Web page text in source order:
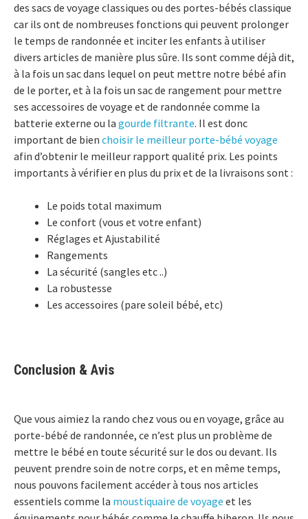
des sacs de voyage classiques ou des portes-bébés classique
car ils ont de nombreuses fonctions qui peuvent prolonger
le temps de randonnée et inciter les enfants à utiliser
divers articles de manière plus sûre. Ils sont comme déjà dit,
à la fois un sac dans lequel on peut mettre notre bébé afin
de le porter, et à la fois un sac de rangement pour mettre
ses accessoires de voyage et de randonnée comme la
batterie externe ou la gourde filtrante. Il est donc
important de bien choisir le meilleur porte-bébé voyage
afin d’obtenir le meilleur rapport qualité prix. Les points
importants à vérifier en plus du prix et de la livraisons sont :
Le poids total maximum
Le confort (vous et votre enfant)
Réglages et Ajustabilité
Rangements
La sécurité (sangles etc ..)
La robustesse
Les accessoires (pare soleil bébé, etc)
Conclusion & Avis
Que vous aimiez la rando chez vous ou en voyage, grâce au
porte-bébé de randonnée, ce n’est plus un problème de
mettre le bébé en toute sécurité sur le dos ou devant. Ils
peuvent prendre soin de notre corps, et en même temps,
nous pouvons facilement accéder à tous nos articles
essentiels comme la moustiquaire de voyage et les